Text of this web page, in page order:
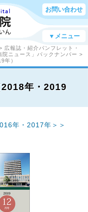
お問い合わせ
▼メニュー
広報誌・紹介パンフレット・
院ニュース」バックナンバー >
年）
年・2019
年・2017年＞＞